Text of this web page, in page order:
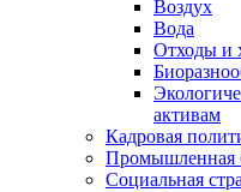
Воздух
Вода
Отходы и
активам
Кадровая
Промышленная
Социальная